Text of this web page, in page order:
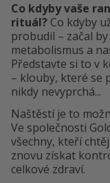
Co kdyby vaše
rituál? Co kdyby
probudil – začal
metabolismus a
Představte si to v
– klouby, které se
nikdy nevyprchá...
Naštěstí je to
Ve společnosti
všechny, kteří
znovu získat
celkové zdraví.